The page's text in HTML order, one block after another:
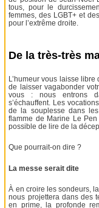
tous, pour le
femmes, des LGBT+ et
pour l’extrême droite.
De la très-très
L’humeur vous laisse
de laisser vagabonder
vous : nous entrons
s’échauffent. Les
de la souplesse dans
flamme de Marine Le
possible de lire de la
Que pourrait-on dire ?
La messe serait dite
À en croire les sondeurs,
nous projettera dans des
en prime, la profonde